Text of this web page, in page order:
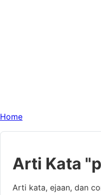
Home
Arti Kata
Arti kata, ejaan, dan